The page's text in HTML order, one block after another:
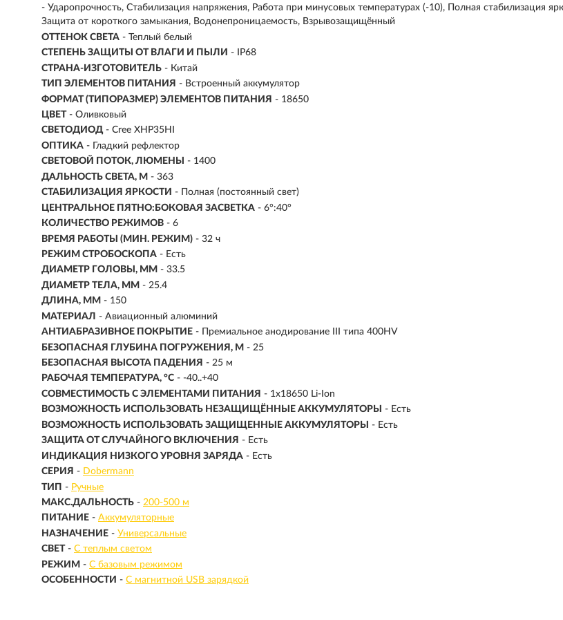
- Ударопрочность, Стабилизация напряжения, Работа при минусовых температурах (-10), Полная стабилизация
Защита от короткого замыкания, Водонепроницаемость, Взрывозащищённый
ОТТЕНОК СВЕТА - Теплый белый
СТЕПЕНЬ ЗАЩИТЫ ОТ ВЛАГИ И ПЫЛИ - IP68
СТРАНА-ИЗГОТОВИТЕЛЬ - Китай
ТИП ЭЛЕМЕНТОВ ПИТАНИЯ - Встроенный аккумулятор
ФОРМАТ (ТИПОРАЗМЕР) ЭЛЕМЕНТОВ ПИТАНИЯ - 18650
ЦВЕТ - Оливковый
СВЕТОДИОД - Cree XHP35HI
ОПТИКА - Гладкий рефлектор
СВЕТОВОЙ ПОТОК, ЛЮМЕНЫ
- 1400
ДАЛЬНОСТЬ СВЕТА, М - 363
СТАБИЛИЗАЦИЯ ЯРКОСТИ - Полная (постоянный свет)
ЦЕНТРАЛЬНОЕ ПЯТНО:БОКОВАЯ ЗАСВЕТКА - 6°:40°
КОЛИЧЕСТВО РЕЖИМОВ - 6
ВРЕМЯ РАБОТЫ (МИН. РЕЖИМ) - 32 ч
РЕЖИМ СТРОБОСКОПА - Есть
ДИАМЕТР ГОЛОВЫ, ММ - 33.5
ДИАМЕТР ТЕЛА, ММ - 25.4
ДЛИНА, ММ - 150
МАТЕРИАЛ - Авиационный алюминий
АНТИАБРАЗИВНОЕ ПОКРЫТИЕ - Премиальное анодирование III типа 400HV
БЕЗОПАСНАЯ ГЛУБИНА ПОГРУЖЕНИЯ, М - 25
БЕЗОПАСНАЯ ВЫСОТА ПАДЕНИЯ - 25 м
РАБОЧАЯ ТЕМПЕРАТУРА, °C - -40..+40
СОВМЕСТИМОСТЬ С ЭЛЕМЕНТАМИ ПИТАНИЯ - 1x18650 Li-Ion
ВОЗМОЖНОСТЬ ИСПОЛЬЗОВАТЬ НЕЗАЩИЩЁННЫЕ АККУМУЛЯТОРЫ
- Есть
ВОЗМОЖНОСТЬ ИСПОЛЬЗОВАТЬ ЗАЩИЩЕННЫЕ АККУМУЛЯТОРЫ
- Есть
ЗАЩИТА ОТ СЛУЧАЙНОГО ВКЛЮЧЕНИЯ - Есть
ИНДИКАЦИЯ НИЗКОГО УРОВНЯ ЗАРЯДА - Есть
СЕРИЯ - Dobermann
ТИП - Ручные
МАКС.ДАЛЬНОСТЬ - 200-500 м
ПИТАНИЕ - Аккумуляторные
НАЗНАЧЕНИЕ - Универсальные
СВЕТ - С теплым светом
РЕЖИМ - С базовым режимом
ОСОБЕННОСТИ - С магнитной USB зарядкой